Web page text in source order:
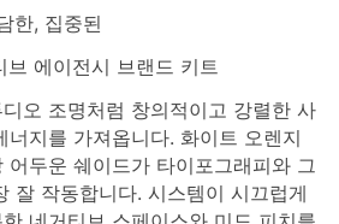
한, 집중된
브 에이전시 브랜드 키트
오 조명처럼 창의적이고 강렬한 사
너지를 가져옵니다. 화이트 오렌지
어두운 쉐이드가 타이포그래피와 그
잘 작동합니다. 시스템이 시끄럽게